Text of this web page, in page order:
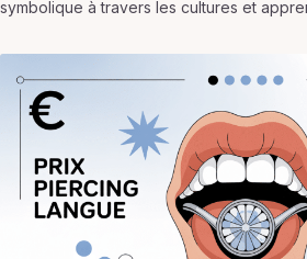
symbolique à travers les cultures et